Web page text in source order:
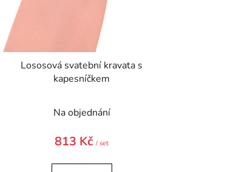
Lososová svatební kravata s
kapesníčkem
Na objednání
813 Kč/ set